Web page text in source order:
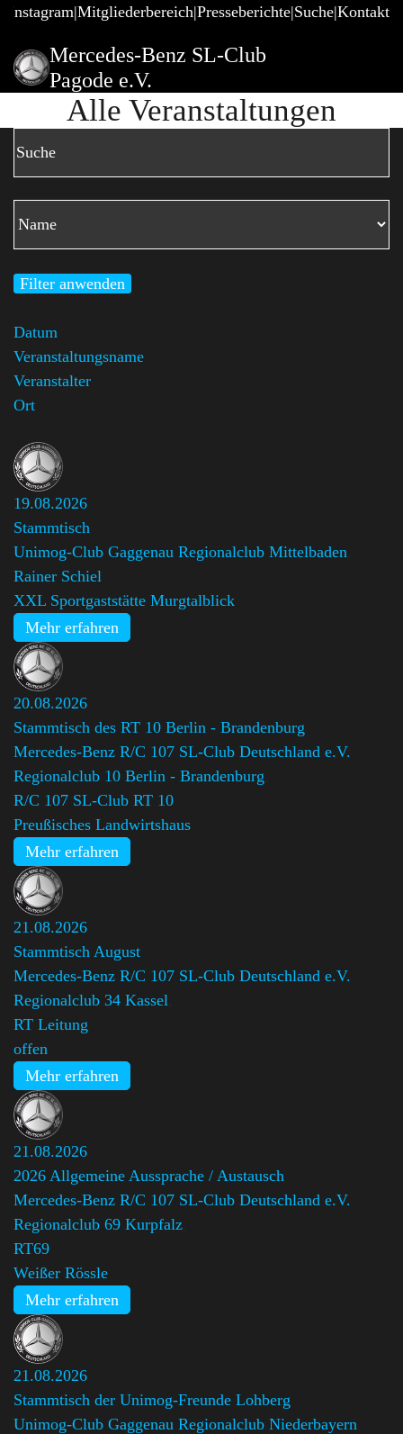
Mitgliederbereich Presseberichte Suche Kontakt
Mercedes-Benz SL-Club
Pagode e.V.
Alle Veranstaltungen
Filter anwenden
Datum
Veranstaltungsname
Veranstalter
Ort
19.08.2026
Stammtisch
Unimog-Club Gaggenau Regionalclub Mittelbaden
Rainer Schiel
XXL Sportgaststätte Murgtalblick
Mehr erfahren
20.08.2026
Stammtisch des RT 10 Berlin - Brandenburg
Mercedes-Benz R/C 107 SL-Club Deutschland e.V.
Regionalclub 10 Berlin - Brandenburg
R/C 107 SL-Club RT 10
Preußisches Landwirtshaus
Mehr erfahren
21.08.2026
Stammtisch August
Mercedes-Benz R/C 107 SL-Club Deutschland e.V.
Regionalclub 34 Kassel
RT Leitung
offen
Mehr erfahren
21.08.2026
2026 Allgemeine Aussprache / Austausch
Mercedes-Benz R/C 107 SL-Club Deutschland e.V.
Regionalclub 69 Kurpfalz
RT69
Weißer Rössle
Mehr erfahren
21.08.2026
Stammtisch der Unimog-Freunde Lohberg
Unimog-Club Gaggenau Regionalclub Niederbayern